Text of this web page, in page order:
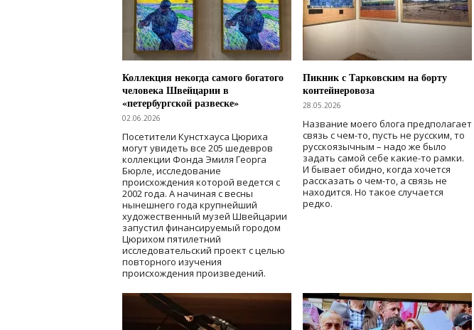
Коллекция некогда самого богатого
человека Швейцарии в
«петербургской развеске»
02.06.2026
Посетители Кунстхауса Цюриха
могут увидеть все 205 шедевров
коллекции Фонда Эмиля Георга
Бюрле, исследование
происхождения которой ведется с
2002 года. А начиная с весны
нынешнего года крупнейший
художественный музей Швейцарии
запустил финансируемый городом
Цюрихом пятилетний
исследовательский проект с целью
повторного изучения
происхождения произведений.
Пикник с Тарковским на борту
контейнеровоза
28.05.2026
Название моего блога предполагает
связь с чем-то, пусть не русским, то
русскоязычным – надо же было
задать самой себе какие-то рамки.
И бывает обидно, когда хочется
рассказать о чем-то, а связь не
находится. Но такое случается
редко.